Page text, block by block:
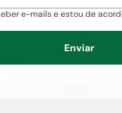
e-mails e estou de
Enviar